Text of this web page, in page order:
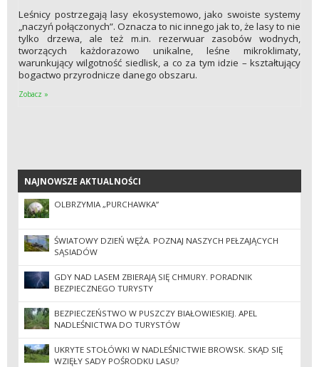
Leśnicy postrzegają lasy ekosystemowo, jako swoiste systemy
„naczyń połączonych”. Oznacza to nic innego jak to, że lasy to nie
tylko drzewa, ale też m.in. rezerwuar zasobów wodnych,
tworzących każdorazowo unikalne, leśne mikroklimaty,
warunkujący wilgotność siedlisk, a co za tym idzie – kształtujący
bogactwo przyrodnicze danego obszaru.
Zobacz »
NAJNOWSZE AKTUALNOŚCI
NAJNOWSZE AKTUALNOŚCI
OLBRZYMIA „PURCHAWKA”
ŚWIATOWY DZIEŃ WĘŻA. POZNAJ NASZYCH PEŁZAJĄCYCH
SĄSIADÓW
GDY NAD LASEM ZBIERAJĄ SIĘ CHMURY. PORADNIK
BEZPIECZNEGO TURYSTY
BEZPIECZEŃSTWO W PUSZCZY BIAŁOWIESKIEJ. APEL
NADLEŚNICTWA DO TURYSTÓW
UKRYTE STOŁÓWKI W NADLEŚNICTWIE BROWSK. SKĄD SIĘ
WZIĘŁY SADY POŚRODKU LASU?